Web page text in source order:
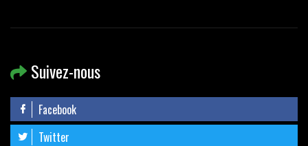
Suivez-nous
Facebook
Twitter